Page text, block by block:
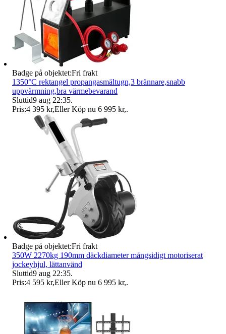
Badge på objektet:Fri frakt
1350°C rektangel propangasmältugn,3 brännare,snabb
uppvärmning,bra värmebevarand
Sluttid9 aug 22:35.
Pris:4 395 kr,Eller Köp nu 6 995 kr,.
Badge på objektet:Fri frakt
350W 2270kg 190mm däckdiameter mångsidigt motoriserat
jockeyhjul, lättanvänd
Sluttid9 aug 22:35.
Pris:4 595 kr,Eller Köp nu 6 995 kr,.